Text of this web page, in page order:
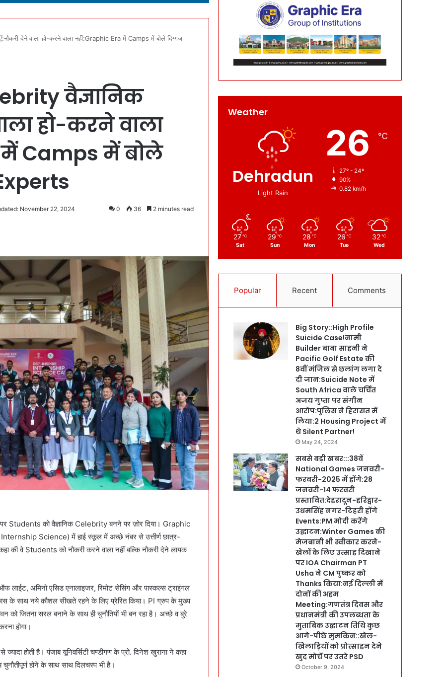
देने वाला हो-करने वाला नहीं:Graphic Era में Camps में बोले दिग्गज
वैज्ञानिक
हो-करने वाला
Camps में बोले
November 22, 2024 0 36 2 minutes read
Students को वैज्ञानिक Celebrity बनने पर ज़ोर दिया। Graphic
Science) में हाई स्कूल में अच्छे नंबर से उत्तीर्ण छात्र-
की वे Students को नौकरी करने वाला नहीं बल्कि नौकरी देने लायक
लाईट, अमिनो एसिड एनालाइजर, रिमोट सेसिंग और पास्कल्स ट्राइंगल
के साथ नये कौशल सीखते रहने के लिए प्रेरित किया। PI ग्रुप के मुख्य
को जितना सरल बनाने के साथ ही चुनौतियों भी बन रहा है। अच्छे व बुरे
होगा।
ज्यादा होती है। पंजाब यूनिवर्सिटी चण्डीगण के प्रो. दिनेश खुराना ने कहा
होने के साथ साथ दिलचस्प भी है।
Weather
Dehradun
Light Rain
26 ℃
27º - 24º
90%
0.82 km/h
27 ℃
Sat
29 ℃
Sun
28 ℃
Mon
26 ℃
Tue
32 ℃
Wed
Popular Recent Comments
Big Story::High Profile
Suicide Case!नामी
Builder बाबा साहनी ने
Pacific Golf Estate की
8वीं मंजिल से छलांग लगा दे
दी जान:Suicide Note में
South Africa वाले चर्चित
अजय गुप्ता पर संगीन
आरोप:पुलिस ने हिरासत में
लिया:2 Housing Project में
थे Silent Partner!
May 24, 2024
सबसे बड़ी खबर:::38वें
National Games जनवरी-
फरवरी-2025 में होंगे:28
जनवरी-14 फरवरी
प्रस्तावित:देहरादून-हरिद्वार-
उधमसिंह नगर-टिहरी होंगे
Events:PM मोदी करेंगे
उद्घाटन:Winter Games की
मेजबानी भी स्वीकार करने-
खेलों के लिए उत्साह दिखाने
पर IOA Chairman PT
Usha ने CM पुष्कर को
Thanks किया:नई दिल्ली में
दोनों की अहम
Meeting:गणतंत्र दिवस और
प्रधानमंत्री की उपलब्धता के
मुताबिक उद्घाटन तिथि कुछ
आगे-पीछे मुमकिन::खेल-
खिलाड़ियों को प्रोत्साहन देने
खुद मोर्चे पर उतरे PSD
October 9, 2024